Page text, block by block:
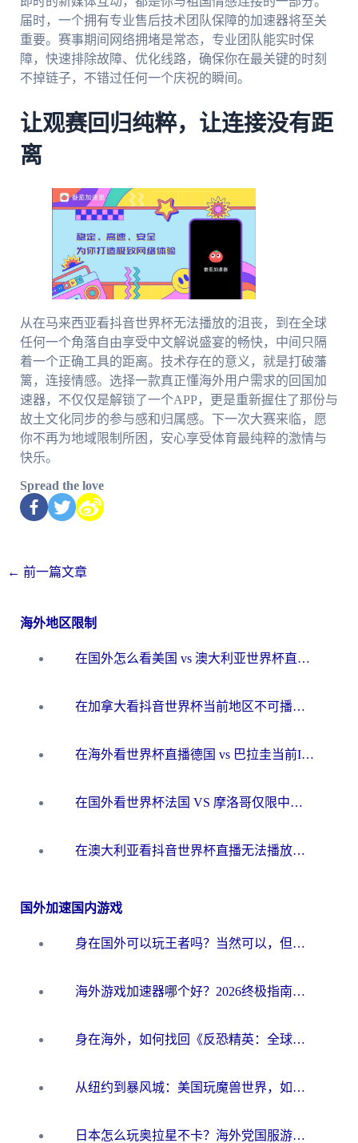
届时，一个拥有专业售后技术团队保障的加速器将至关
重要。赛事期间网络拥堵是常态，专业团队能实时保
障，快速排除故障、优化线路，确保你在最关键的时刻
不掉链子，不错过任何一个庆祝的瞬间。
让观赛回归纯粹，让连接没有距
离
从在马来西亚看抖音世界杯无法播放的沮丧，到在全球
任何一个角落自由享受中文解说盛宴的畅快，中间只隔
着一个正确工具的距离。技术存在的意义，就是打破藩
篱，连接情感。选择一款真正懂海外用户需求的回国加
速器，不仅仅是解锁了一个APP，更是重新握住了那份与
故土文化同步的参与感和归属感。下一次大赛来临，愿
你不再为地域限制所困，安心享受体育最纯粹的激情与
快乐。
Spread the love
← 前一篇文章
海外地区限制
在国外怎么看美国 vs 澳大利亚世界杯直播？海外党必藏的中文解说观赛指南
在加拿大看抖音世界杯当前地区不可播放？海外党体育观赛终极指南
在海外看世界杯直播德国 vs 巴拉圭当前IP受限制？这篇指南帮你轻松解决地区限制
在国外看世界杯法国 VS 摩洛哥仅限中国大陆？别让地域限制拦下你的欢呼
在澳大利亚看抖音世界杯直播无法播放？海外党体育观赛终极指南来了！
国外加速国内游戏
身在国外可以玩王者吗？当然可以，但你需要这份“加速”指南
海外游戏加速器哪个好？2026终极指南帮你畅玩国服+解决卡顿难题
身在海外，如何找回《反恐精英：全球攻势》国服的丝滑手感？一份给你的终极指南
从纽约到暴风城：美国玩魔兽世界，如何找到你的最佳网络航线
日本怎么玩奥拉星不卡？海外党国服游戏加速器选择全攻略